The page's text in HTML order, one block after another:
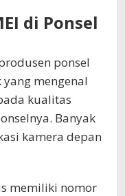
di Ponsel
ponsel
mengenal
kualitas
Banyak
kamera depan
memiliki nomor